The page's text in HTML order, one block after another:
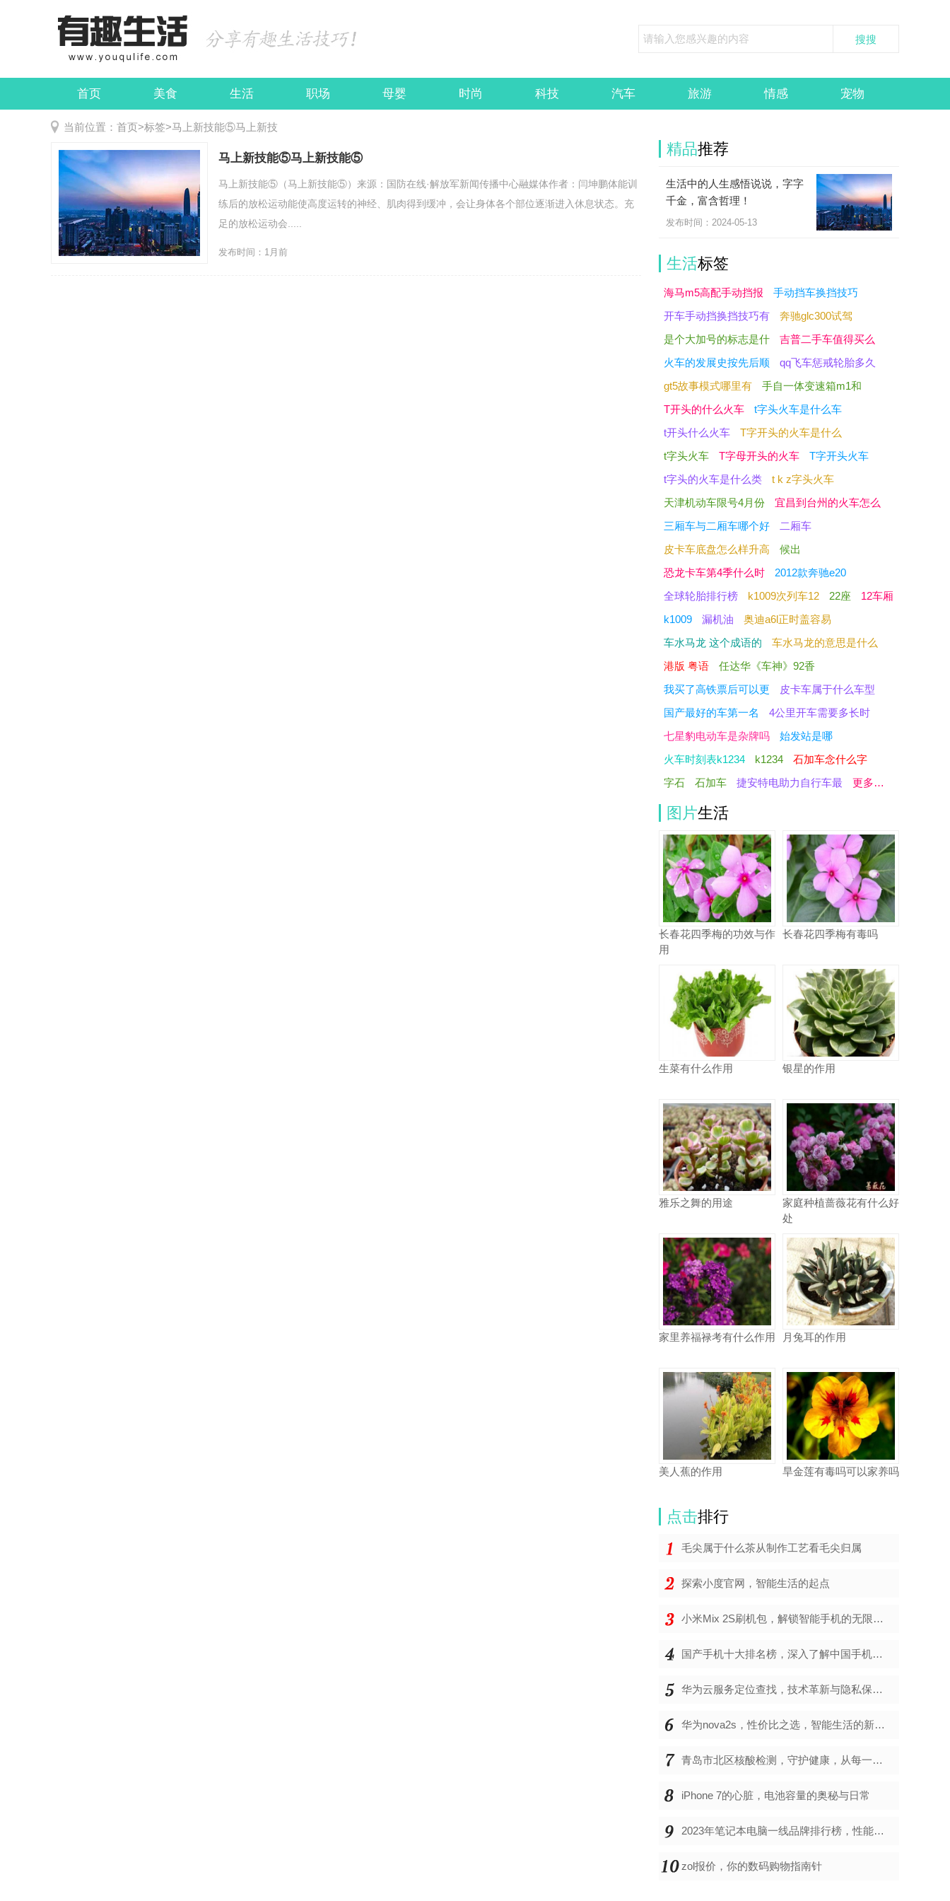
首页 美食 生活 职场 母婴 时尚 科技 汽车 旅游 情感 宠物
娱乐 民俗
当前位置： 首页>标签>马上新技能⑤马上新技
马上新技能⑤马上新技能⑤
马上新技能⑤（马上新技能⑤）来源：国防在线·解放军新闻传播中心融媒体作者：闫坤鹏体能训
练后的放松运动能使高度运转的神经、肌肉得到缓冲，会让身体各个部位逐渐进入休息状态。充
足的放松运动会.....
发布时间：1月前
精品推荐
生活中的人生感悟说说，字字
千金，富含哲理！
发布时间：2024-05-13
生活标签
海马m5高配手动挡报
手动挡车换挡技巧
开车手动挡换挡技巧有
奔驰glc300试驾
是个大加号的标志是什
吉普二手车值得买么
火车的发展史按先后顺
qq飞车惩戒轮胎多久
gt5故事模式哪里有
手自一体变速箱m1和
T开头的什么火车
t字头火车是什么车
t开头什么火车
T字开头的火车是什么
t字头火车
T字母开头的火车
T字开头火车
t字头的火车是什么类
t k z字头火车
天津机动车限号4月份
宜昌到台州的火车怎么
三厢车与二厢车哪个好
二厢车
皮卡车底盘怎么样升高
候出
恐龙卡车第4季什么时
2012款奔驰e20
全球轮胎排行榜
k1009次列车12 22座
12车厢
k1009
漏机油
奥迪a6l正时盖容易
车水马龙 这个成语的
车水马龙的意思是什么
港版 粤语
任达华《车神》92香
我买了高铁票后可以更
皮卡车属于什么车型
国产最好的车第一名
4公里开车需要多长时
七星豹电动车是杂牌吗
始发站是哪
火车时刻表k1234
k1234
石加车念什么字
字石
石加车 捷安特电助力自行车最 更多…
图片生活
长春花四季梅的功效与作
用
长春花四季梅有毒吗
生菜有什么作用 银星的作用
雅乐之舞的用途
家庭种植蔷薇花有什么好
处
家里养福禄考有什么作用 月兔耳的作用
美人蕉的作用 旱金莲有毒吗可以家养吗
点击排行
毛尖属于什么茶从制作工艺看毛尖归属
探索小度官网，智能生活的起点
小米Mix 2S刷机包，解锁智能手机的无限可能
国产手机十大排名榜，深入了解中国手机市场的佼佼者
华为云服务定位查找，技术革新与隐私保护的双重奏
华为nova2s，性价比之选，智能生活的新伙伴
青岛市北区核酸检测，守护健康，从每一次检测开始
iPhone 7的心脏，电池容量的奥秘与日常
2023年笔记本电脑一线品牌排行榜，性能、创新与用户满意度的综合考量
zol报价，你的数码购物指南针